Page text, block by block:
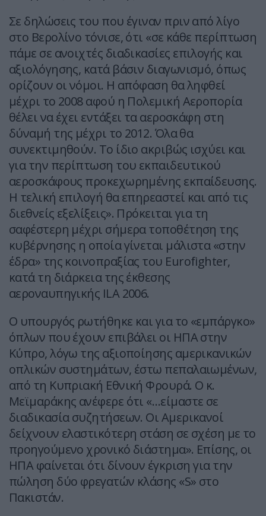
Σε δηλώσεις του που έγιναν πριν από λίγο
στο Βερολίνο τόνισε, ότι «σε κάθε περίπτωση
πάμε σε ανοιχτές διαδικασίες επιλογής και
αξιολόγησης, κατά βάσιν διαγωνισμό, όπως
ορίζουν οι νόμοι. Η απόφαση θα ληφθεί
μέχρι το 2008 αφού η Πολεμική Αεροπορία
θέλει να έχει εντάξει τα αεροσκάφη στη
δύναμή της μέχρι το 2012. Όλα θα
συνεκτιμηθούν. Το ίδιο ακριβώς ισχύει και
για την περίπτωση του εκπαιδευτικού
αεροσκάφους προκεχωρημένης εκπαίδευσης.
Η τελική επιλογή θα επηρεαστεί και από τις
διεθνείς εξελίξεις». Πρόκειται για τη
σαφέστερη μέχρι σήμερα τοποθέτηση της
κυβέρνησης η οποία γίνεται μάλιστα «στην
έδρα» της κοινοπραξίας του Eurofighter,
κατά τη διάρκεια της έκθεσης
αεροναυπηγικής ILA 2006.
Ο υπουργός ρωτήθηκε και για το «εμπάργκο»
όπλων που έχουν επιβάλει οι ΗΠΑ στην
Κύπρο, λόγω της αξιοποίησης αμερικανικών
οπλικών συστημάτων, έστω πεπαλαιωμένων,
από τη Κυπριακή Εθνική Φρουρά. Ο κ.
Μεϊμαράκης ανέφερε ότι «…είμαστε σε
διαδικασία συζητήσεων. Οι Αμερικανοί
δείχνουν ελαστικότερη στάση σε σχέση με το
προηγούμενο χρονικό διάστημα». Επίσης, οι
ΗΠΑ φαίνεται ότι δίνουν έγκριση για την
πώληση δύο φρεγατών κλάσης «S» στο
Πακιστάν.